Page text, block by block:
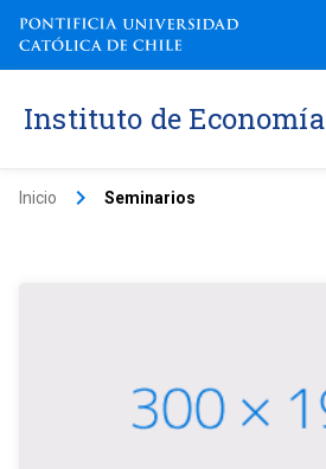
Instituto de Economía
Inicio keyboard_arrow_right Seminarios